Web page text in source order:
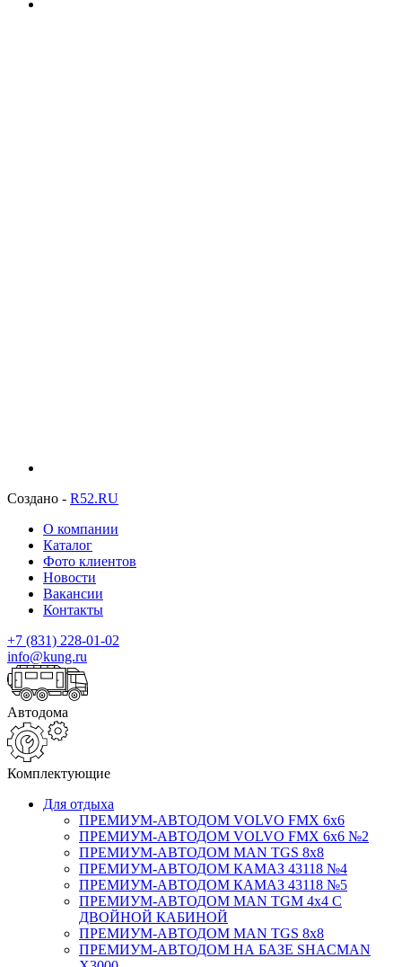
Создано - R52.RU
О компании
Каталог
Фото клиентов
Новости
Вакансии
Контакты
+7 (831) 228-01-02
info@kung.ru
Автодома
Комплектующие
Для отдыха
ПРЕМИУМ-АВТОДОМ VOLVO FMX 6x6
ПРЕМИУМ-АВТОДОМ VOLVO FMX 6x6 №2
ПРЕМИУМ-АВТОДОМ MAN TGS 8х8
ПРЕМИУМ-АВТОДОМ КАМАЗ 43118 №4
ПРЕМИУМ-АВТОДОМ КАМАЗ 43118 №5
ПРЕМИУМ-АВТОДОМ MAN TGM 4х4 С
ДВОЙНОЙ КАБИНОЙ
ПРЕМИУМ-АВТОДОМ MAN TGS 8х8
ПРЕМИУМ-АВТОДОМ НА БАЗЕ SHACMAN